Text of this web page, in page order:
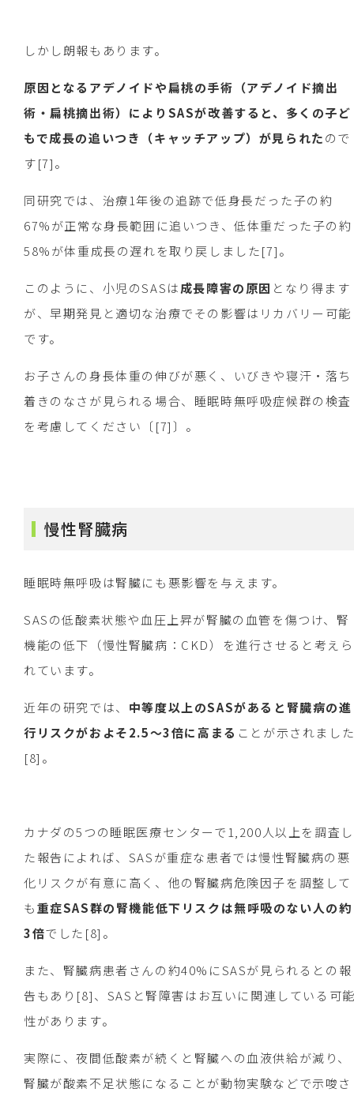
しかし朗報もあります。
原因となるアデノイドや扁桃の手術（アデノイド摘出
術・扁桃摘出術）によりSASが改善すると、多くの子ど
もで成長の追いつき（キャッチアップ）が見られたので
す[7]。
同研究では、治療1年後の追跡で低身長だった子の約
67%が正常な身長範囲に追いつき、低体重だった子の約
58%が体重成長の遅れを取り戻しました[7]。
このように、小児のSASは成長障害の原因 となり得ます
が、早期発見と適切な治療でその影響はリカバリー可能
です。
お子さんの身長体重の伸びが悪く、いびきや寝汗・落ち
着きのなさが見られる場合、睡眠時無呼吸症候群の検査
を考慮してください〔[7]〕。
慢性腎臓病
睡眠時無呼吸は腎臓にも悪影響を与えます。
SASの低酸素状態や血圧上昇が腎臓の血管を傷つけ、腎
機能の低下（慢性腎臓病：CKD）を進行させると考えら
れています。
近年の研究では、 中等度以上のSASがあると腎臓病の進
行リスクがおよそ2.5〜3倍に高まる ことが示されまし
[8]。
カナダの5つの睡眠医療センターで1,200人以上を調査し
た報告によれば、SASが重症な患者では慢性腎臓病の悪
化リスクが有意に高く、他の腎臓病危険因子を調整して
も重症SAS群の腎機能低下リスクは無呼吸のない人の約
3倍でした[8]。
また、腎臓病患者さんの約40%にSASが見られるとの報
告もあり[8]、SASと腎障害はお互いに関連している可
性があります。
実際に、夜間低酸素が続くと腎臓への血液供給が減り、
腎臓が酸素不足状態になることが動物実験などで示唆さ